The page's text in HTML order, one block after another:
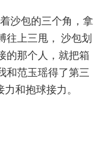
沙包的三个角，拿
往上三甩， 沙包划
的那个人，就把箱
和范玉瑶得了第三
和抱球接力。